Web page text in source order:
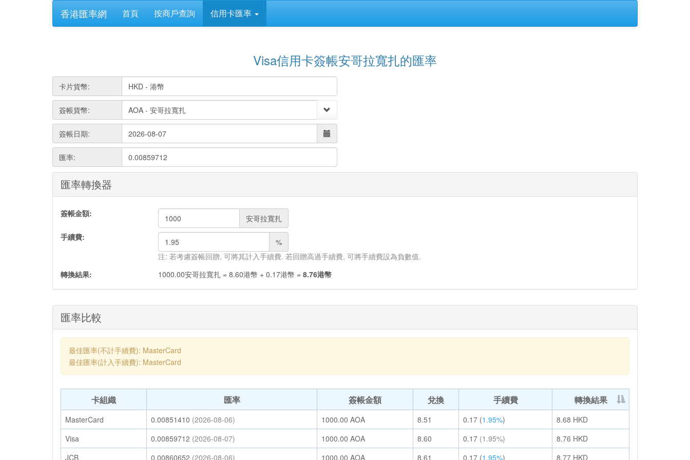
香港匯率網 首頁 按商戶查詢 信用卡匯率
Visa信用卡簽帳安哥拉寬扎的匯率
卡片貨幣:
簽帳貨幣:
簽帳日期:
匯率: 0.00859712
匯率轉換器
簽帳金額:
安哥拉寬扎
手續費:
%
注: 若考慮簽帳回贈, 可將其計入手續費. 若回贈高過手續費, 可將手續費設為負數值.
轉換結果:
1000.00安哥拉寬扎 = 8.60港幣 + 0.17港幣 = 8.76港幣
匯率比較
最佳匯率(不計手續費): MasterCard
最佳匯率(計入手續費): MasterCard
卡組織 匯率 簽帳金額 兌換 手續費 轉換結果
MasterCard 0.00851410 (2026-08-06) 1000.00 AOA 8.51 0.17 (1.95%) 8.68 HKD
Visa
0.00859712 (2026-08-07) 1000.00 AOA 8.60 0.17 (1.95%) 8.76 HKD
JCB
0.00860652 (2026-08-06) 1000.00 AOA 8.61 0.17 (1.95%) 8.77 HKD